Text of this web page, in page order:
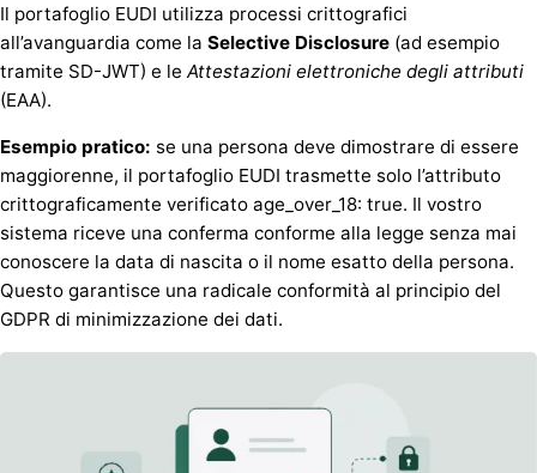
Il portafoglio EUDI utilizza processi crittografici
all’avanguardia come la Selective Disclosure (ad esempio
tramite SD-JWT) e le Attestazioni elettroniche degli attributi
(EAA).
Esempio pratico: se una persona deve dimostrare di essere
maggiorenne, il portafoglio EUDI trasmette solo l’attributo
crittograficamente verificato age_over_18: true. Il vostro
sistema riceve una conferma conforme alla legge senza mai
conoscere la data di nascita o il nome esatto della persona.
Questo garantisce una radicale conformità al principio del
GDPR di minimizzazione dei dati.